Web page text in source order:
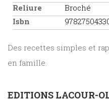
Reliure
Broché
Isbn
Des recettes simples et
en famille.
EDITIONS LACOUR-